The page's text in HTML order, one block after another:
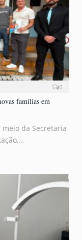
0
famílias em
da Secretaria